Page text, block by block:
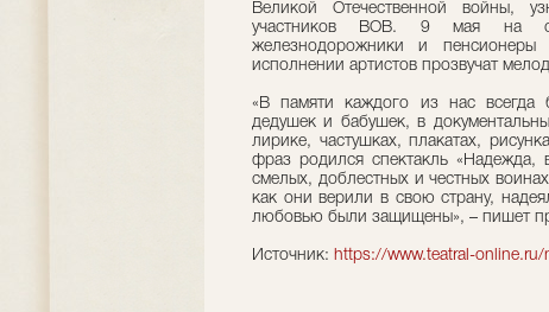
Великой Отечественной войны,
участников ВОВ. 9 мая на
железнодорожники и
исполнении артистов прозвучат
«В памяти каждого из нас всегда
дедушек и бабушек, в
лирике, частушках, плакатах,
фраз родился спектакль
смелых, доблестных и честных
как они верили в свою страну,
любовью были защищены», – пишет
Источник: https://www.teatral-